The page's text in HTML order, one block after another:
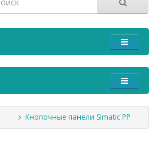
Кнопочные панели Simatic PP